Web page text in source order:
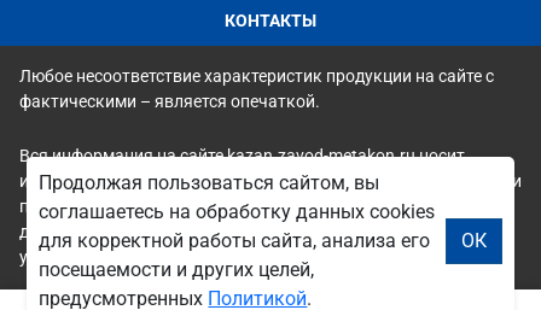
КОНТАКТЫ
Любое несоответствие характеристик продукции на сайте с
фактическими – является опечаткой.
Вся информация на сайте kazan.zavod-metakon.ru носит
исключительно ознакомительный и справочный характер и ни
при каких условиях не является публичной офертой. Всю
дополнительную информацию можно узнать по телефонам
указанным на сайте.
Продолжая пользоваться сайтом, вы
соглашаетесь на обработку данных cookies
для корректной работы сайта, анализа его
посещаемости и других целей,
предусмотренных Политикой.
ОК